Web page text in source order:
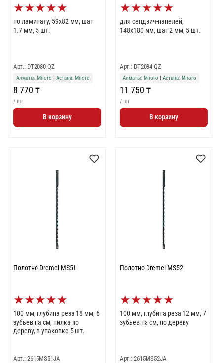
★★★★★
по ламинату, 59x82 мм, шаг
1.7 мм, 5 шт.
Арт.: DT2080-QZ
Алматы: Много | Астана: Много
8 770 ₸
/ шт
В корзину
★★★★★
для сендвич-панелей,
148x180 мм, шаг 2 мм, 5 шт.
Арт.: DT2084-QZ
Алматы: Много | Астана: Много
11 750 ₸
/ шт
В корзину
Полотно Dremel MS51
★★★★★
100 мм, глубина реза 18 мм, 6
зубьев на см, пилка по
дереву, в упаковке 5 шт.
Арт.: 2615MS51JA
Полотно Dremel MS52
★★★★★
100 мм, глубина реза 12 мм, 7
зубьев на см, по дереву
Арт.: 2615MS52JA